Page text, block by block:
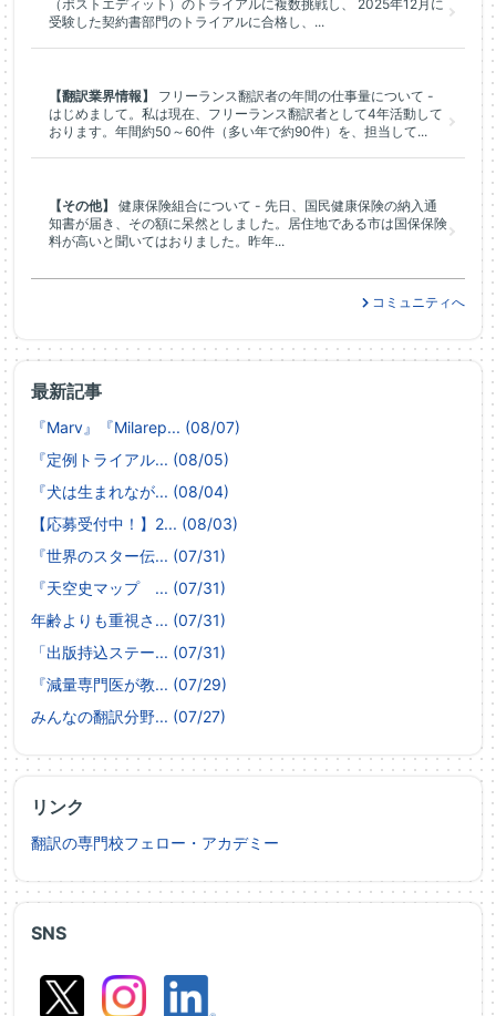
SNS
最新記事
『Marv』『Milarep... (08/07)
『定例トライアル... (08/05)
『犬は生まれなが... (08/04)
【応募受付中！】2... (08/03)
『世界のスター伝... (07/31)
『天空史マップ ... (07/31)
年齢よりも重視さ... (07/31)
「出版持込ステー... (07/31)
『減量専門医が教... (07/29)
みんなの翻訳分野... (07/27)
リンク
翻訳の専門校フェロー・アカデミー
（ポストエディット）のトライアルに複数挑戦し、 2025年12月に
受験した契約書部門のトライアルに合格し、...
【翻訳業界情報】
フリーランス翻訳者の年間の仕事量について -
はじめまして。私は現在、フリーランス翻訳者として4年活動して
おります。年間約50～60件（多い年で約90件）を、担当して...
【その他】
健康保険組合について - 先日、国民健康保険の納入通
知書が届き、その額に呆然としました。居住地である市は国保保険
料が高いと聞いてはおりました。昨年...
コミュニティへ